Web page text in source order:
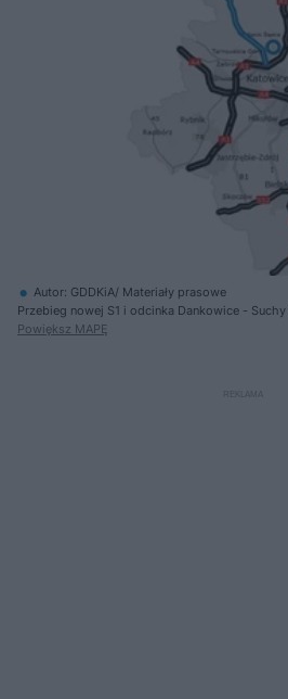
Autor: GDDKiA/ Materiały prasowe
Przebieg nowej S1 i odcinka Dankowice -
Powiększ MAPĘ